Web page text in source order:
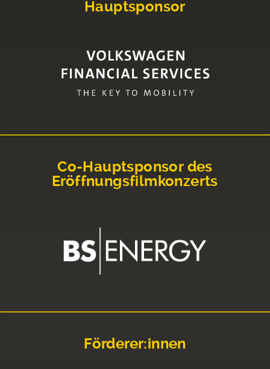
Hauptsponsor
Co-Hauptsponsor des
Eröffnungsfilmkonzerts
Förderer:innen